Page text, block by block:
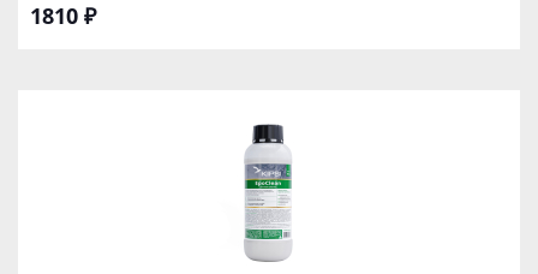
1810 ₽